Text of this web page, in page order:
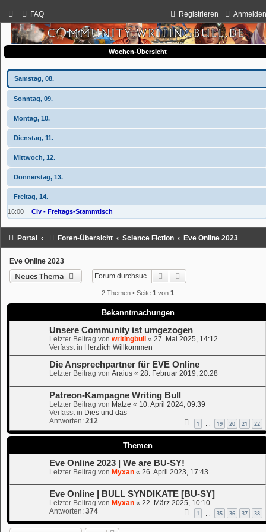
FAQ Registrieren
Wochen-Übersicht
Samstag, 08.
Sonntag, 09.
Montag, 10.
Dienstag, 11.
Mittwoch, 12.
Donnerstag, 13.
Freitag, 14.
16:00 Civ - Freitags-Stammtisch
Portal Foren-Übersicht Science Fiction Eve Online 2023
Eve Online 2023
Neues Thema Suche
2 Themen • Seite1 von1
Bekanntmachungen
Unsere Community ist umgezogen
Letzter Beitrag von writingbull « 27. Mai 2025, 14:12
Verfasst in Herzlich Willkommen
Die Ansprechpartner für EVE Online
Letzter Beitrag von Araius « 28. Februar 2019, 20:28
Patreon-Kampagne Writing Bull
Letzter Beitrag von Matze « 10. April 2024, 09:39
Verfasst in Dies und das
Antworten: 212 1 19 20 21 22
Themen
Eve Online 2023 | We are BU-SY!
Letzter Beitrag von Myxan « 26. April 2023, 17:43
Eve Online | BULL SYNDIKATE [BU-SY]
Letzter Beitrag von Myxan « 22. März 2025, 10:10
Antworten: 374 1 35 36 37 38